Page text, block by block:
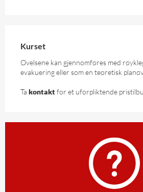
Kurset
Øvelsene kan gjennomføres med
evakuering eller som en teoretisk
Ta kontaktfor et uforpliktende